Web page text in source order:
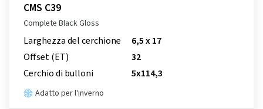
CMS C39
Complete Black Gloss
Larghezza del cerchione
6,5 x 17
Offset (ET)
32
Cerchio di bulloni
5x114,3
Adatto per l'inverno